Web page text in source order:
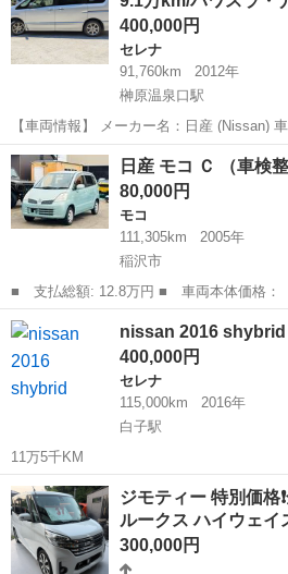
400,000円
セレナ
91,760km
2012年
榊原温泉口駅
【車両情報】 メーカー名：日産 (Nissan)
レード：ハイウェイスター (Highway Star)
行距離：91,760 km 車検...
三重 津市 榊原温泉口駅 セレ
日産 モコ Ｃ （車検整
80,000円
モコ
111,305km
2005年
稲沢市
■ 支払総額: 12.8万円 ■ 車両本体価格： 80,000 円 ■ メーカー
名： 日産 ■ 車種名： モコ ■ グレ
660cc ■ ドア枚数： 5D ■ ミッション：
愛知
nissan 2016 shybrid
400,000円
セレナ
115,000km
2016年
白子駅
11万5千KM
三重 鈴鹿市 セレナ
ジモティー 特別価格
ルークス ハイウェイ
300,000円